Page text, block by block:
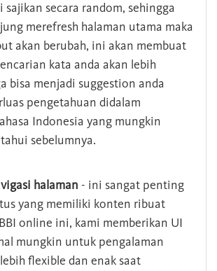
sajikan secara random, sehingga
merefresh halaman utama maka
akan berubah, ini akan membuat
kata anda akan lebih
bisa menjadi suggestion anda
pengetahuan didalam
Indonesia yang mungkin
sebelumnya.
halaman - ini sangat penting
yang memiliki konten ribuat
online ini, kami memberikan UI
mungkin untuk pengalaman
flexible dan enak saat